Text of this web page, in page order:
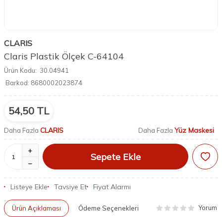
CLARIS
Claris Plastik Ölçek C-64104
Ürün Kodu: 30.04941
Barkod: 8680002023874
54,50 TL
Daha Fazla CLARIS Daha Fazla Yüz Maskesi
Sepete Ekle
Listeye Ekle Tavsiye Et Fiyat Alarmı
Ürün Açıklaması Ödeme Seçenekleri Yorum